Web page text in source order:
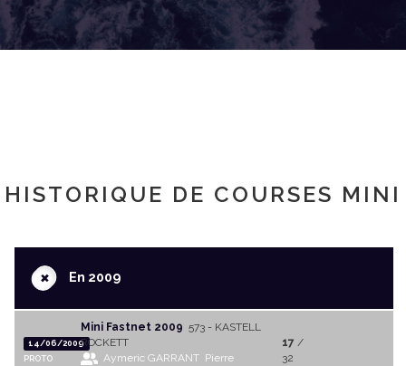
HISTORIQUE DE COURSES MINI
+En 2009
14/06/2009
PROTO
Mini Fastnet 2009 573 - KASTELL
ROCKETT
Aymeric GARRANT Pierre
17 /
32